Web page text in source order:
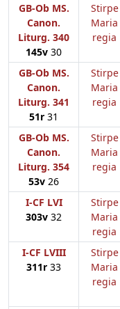
GB-Ob MS.
Canon.
Liturg. 340
145v 30
Stirpe
Maria
regia
GB-Ob MS.
Canon.
Liturg. 341
51r 31
Stirpe
Maria
regia
GB-Ob MS.
Canon.
Liturg. 354
53v 26
Stirpe
Maria
regia
I-CF LVI
303v 32
Stirpe
Maria
regia
I-CF LVIII
311r 33
Stirpe
Maria
regia